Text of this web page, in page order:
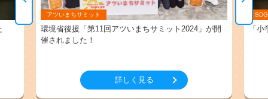
アツいまちサミット
環境省後援「第11回アツいまちサミット2024」が開
催されました！
詳しく見る
「